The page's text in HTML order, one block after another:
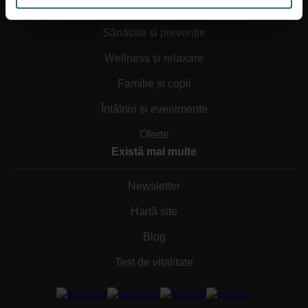
Sănătate și prevenție
Wellness și relaxare
Familie și copii
Întâlniri și evenimente
Oferte
Există mai multe
Newsletter
Hartă site
Blog
Test de vitalitate